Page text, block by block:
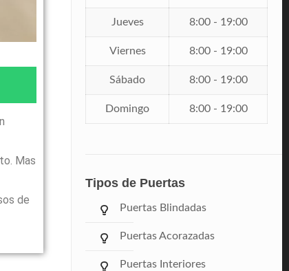
Mas
de
Jueves 8:00 - 19:00
Viernes 8:00 - 19:00
Sábado 8:00 - 19:00
Domingo 8:00 - 19:00
Tipos de Puertas
Puertas Blindadas
Puertas Acorazadas
Puertas Interiores